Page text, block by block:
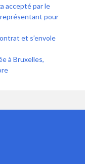
accepté par le
représentant pour
et s’envole
à Bruxelles,